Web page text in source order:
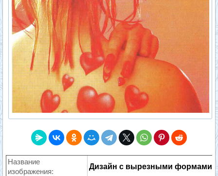
Название
изображения:
Дизайн с вырезными формами